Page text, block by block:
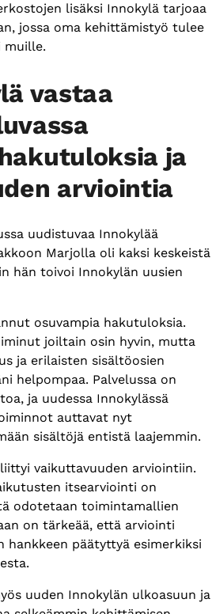
lisäksi Innokylä tarjoaa
jossa oma kehittämistyö tulee
muille.
vastaa
ja
arviointia
uudistuvaa Innokylää
Marjolla oli kaksi keskeistä
hän toivoi Innokylän uusien
osuvampia hakutuloksia.
joiltain osin hyvin, mutta
ja erilaisten sisältöosien
helpompaa. Palvelussa on
ja uudessa Innokylässä
auttavat nyt
sisältöjä entistä laajemmin.
vaikuttavuuden arviointiin.
itsearviointi on
odotetaan toimintamallien
on tärkeää, että arviointi
hankkeen päätyttyä esimerkiksi
uuden Innokylän ulkoasuun ja